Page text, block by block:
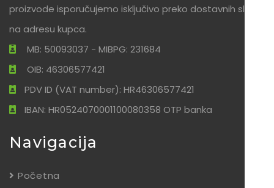
proizvode isporučujemo isključivo preko dostavnih službi
na adresu kupca.
MB: 50093037 - MIBPG: 231684
OIB: 46306577421
PDV ID (VAT number): HR46306577421
IBAN: HR0524070001100080358 OTP banka
Navigacija
Početna